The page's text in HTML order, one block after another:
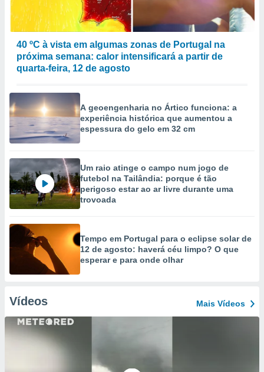
40 ºC à vista em algumas zonas de Portugal na
próxima semana: calor intensificará a partir de
quarta-feira, 12 de agosto
A geoengenharia no Ártico funciona: a
experiência histórica que aumentou a
espessura do gelo em 32 cm
Um raio atinge o campo num jogo de
futebol na Tailândia: porque é tão
perigoso estar ao ar livre durante uma
trovoada
Tempo em Portugal para o eclipse solar de
12 de agosto: haverá céu limpo? O que
esperar e para onde olhar
Vídeos Mais Vídeos